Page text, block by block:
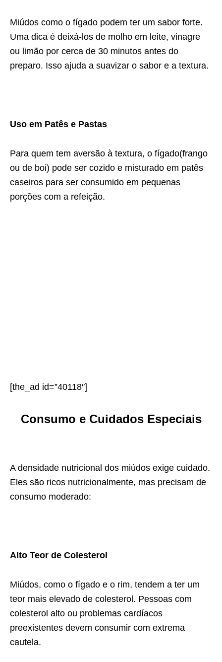
Miúdos como o fígado podem ter um sabor forte.
Uma dica é deixá-los de molho em leite, vinagre
ou limão por cerca de 30 minutos antes do
preparo. Isso ajuda a suavizar o sabor e a textura.
Uso em Patês e Pastas
Para quem tem aversão à textura, o fígado(frango
ou de boi) pode ser cozido e misturado em patês
caseiros para ser consumido em pequenas
porções com a refeição.
[the_ad id=”40118″]
Consumo e Cuidados Especiais
A densidade nutricional dos miúdos exige cuidado.
Eles são ricos nutricionalmente, mas precisam de
consumo moderado:
Alto Teor de Colesterol
Miúdos, como o fígado e o rim, tendem a ter um
teor mais elevado de colesterol. Pessoas com
colesterol alto ou problemas cardíacos
preexistentes devem consumir com extrema
cautela.